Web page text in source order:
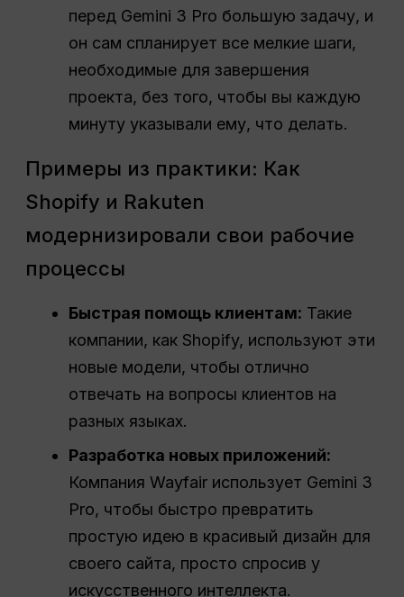
перед Gemini 3 Pro большую задачу, и
он сам спланирует все мелкие шаги,
необходимые для завершения
проекта, без того, чтобы вы каждую
минуту указывали ему, что делать.
Примеры из практики: Как
Shopify и Rakuten
модернизировали свои рабочие
процессы
Быстрая помощь клиентам: Такие
компании, как Shopify, используют эти
новые модели, чтобы отлично
отвечать на вопросы клиентов на
разных языках.
Разработка новых приложений:
Компания Wayfair использует Gemini 3
Pro, чтобы быстро превратить
простую идею в красивый дизайн для
своего сайта, просто спросив у
искусственного интеллекта.